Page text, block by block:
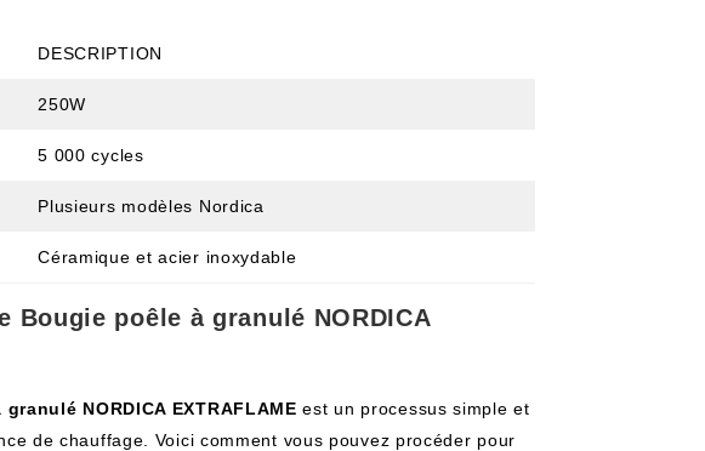
DESCRIPTION
250W
5 000 cycles
Plusieurs modèles Nordica
Céramique et acier inoxydable
poêle à granulé NORDICA
NORDICA EXTRAFLAME est un processus simple et
de chauffage. Voici comment vous pouvez procéder pour